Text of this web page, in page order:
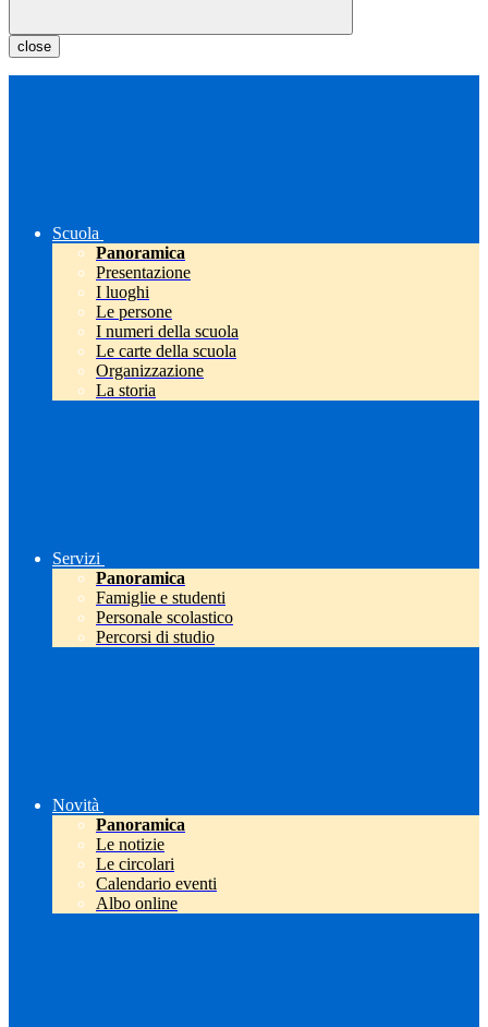
close
Scuola
Panoramica
Presentazione
I luoghi
Le persone
I numeri della scuola
Le carte della scuola
Organizzazione
La storia
Servizi
Panoramica
Famiglie e studenti
Personale scolastico
Percorsi di studio
Novità
Panoramica
Le notizie
Le circolari
Calendario eventi
Albo online